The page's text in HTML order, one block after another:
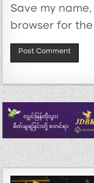
Save my
browser for